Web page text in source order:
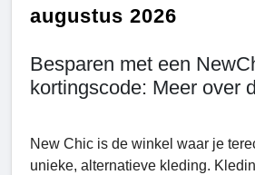
augustus 2026
Besparen met een
kortingscode: Meer over
New Chic is de winkel waar je
unieke, alternatieve kleding.